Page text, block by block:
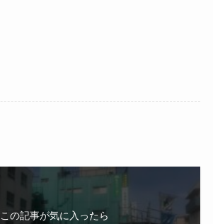
この記事が気に入ったら